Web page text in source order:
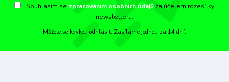
Souhlasím se zpracováním osobních údajů za účelem rozesílky
newsletteru.
Můžete se kdykoli odhlásit. Zasíláme jednou za 14 dní.